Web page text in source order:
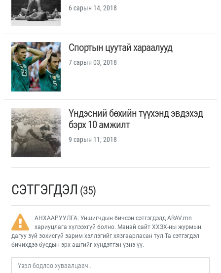
6 сарын 14, 2018
Спортын цуутай хараалууд
7 сарын 03, 2018
Үндэсний бөхийн түүхэнд эвдэхэд
бэрх 10 амжилт
9 сарын 11, 2018
СЭТГЭГДЭЛ (35)
АНХААРУУЛГА: Уншигчдын бичсэн сэтгэгдэлд ARAV.mn
хариуцлага хүлээхгүй болно. Манай сайт ХХЗХ-ны журмын
дагуу зүй зохисгүй зарим хэллэгийг хязгаарласан тул Та сэтгэгдэл
бичихдээ бусдын эрх ашгийг хүндэтгэн үзнэ үү.